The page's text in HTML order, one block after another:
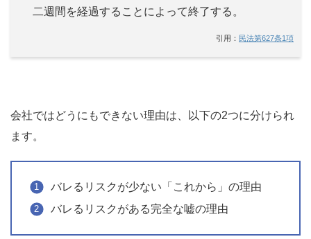
二週間を経過することによって終了する。
引用： 民法第627条1項
会社ではどうにもできない理由は、以下の2つに分けられ
ます。
バレるリスクが少ない「これから」の理由
バレるリスクがある完全な嘘の理由